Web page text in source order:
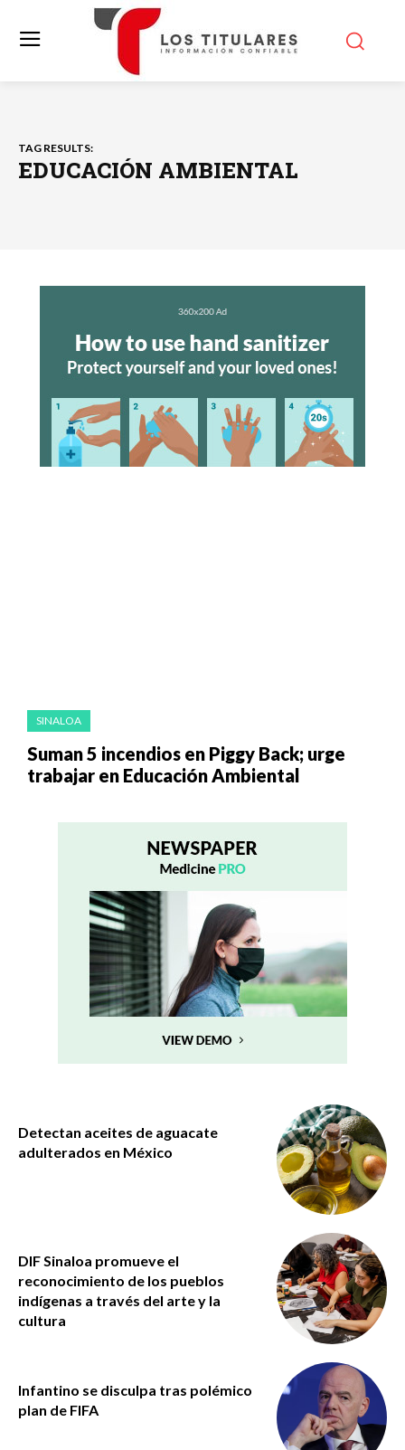
TAG RESULTS:
EDUCACIÓN AMBIENTAL
SINALOA
Suman 5 incendios en Piggy Back; urge
trabajar en Educación Ambiental
Detectan aceites de aguacate
adulterados en México
DIF Sinaloa promueve el
reconocimiento de los pueblos
indígenas a través del arte y la
cultura
Infantino se disculpa tras polémico
plan de FIFA